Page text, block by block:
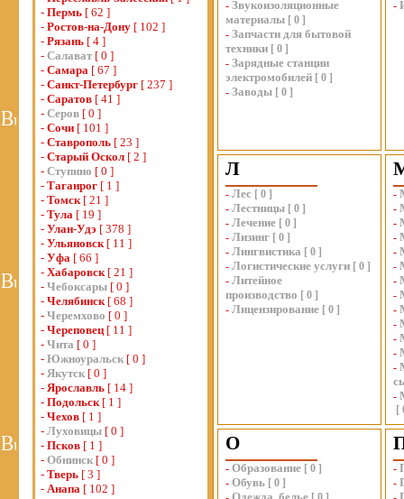
- Пермь [ 62 ]
- Ростов-на-Дону [ 102 ]
- Рязань [ 4 ]
- Салават [ 0 ]
- Самара [ 67 ]
- Санкт-Петербург [ 237 ]
- Саратов [ 41 ]
- Серов [ 0 ]
- Сочи [ 101 ]
- Ставрополь [ 23 ]
- Старый Оскол [ 2 ]
- Ступино [ 0 ]
- Таганрог [ 1 ]
- Томск[ 21 ]
- Тула [ 19 ]
- Улан-Удэ [ 378 ]
- Ульяновск[ 11 ]
- Уфа [ 66 ]
- Хабаровск[ 21 ]
- Чебоксары [ 0 ]
- Челябинск[ 68 ]
- Черемхово [ 0 ]
- Череповец[ 11 ]
- Чита [ 0 ]
- Южноуральск [ 0 ]
- Якутск [ 0 ]
- Ярославль [ 14 ]
- Подольск[ 1 ]
- Чехов [ 1 ]
- Луховицы [ 0 ]
- Псков [ 1 ]
- Обнинск [ 0 ]
- Тверь [ 3 ]
- Анапа [ 102 ]
- Звукоизоляционные
материалы [ 0 ]
- Запчасти для бытовой
техники [ 0 ]
- Зарядные станции
электромобилей [ 0 ]
- Заводы [ 0 ]
-
Л
- Лес [ 0 ]
- Лестницы [ 0 ]
- Лечение [ 0 ]
- Лизинг [ 0 ]
- Лингвистика [ 0 ]
- Логистические услуги [ 0 ]
- Литейное
производство [ 0 ]
- Лицензирование [ 0 ]
-
-
-
-
-
-
-
-
-
-
-
-
-
-
[
О
- Образование [ 0 ]
- Обувь [ 0 ]
-
-